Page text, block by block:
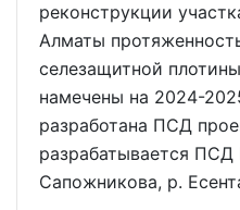
реконструкции
Алматы
селезащитной
намечены на 2024-
разработана ПСД
разрабатывается
Сапожникова, р.